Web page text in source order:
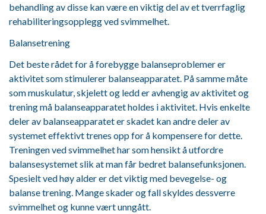
behandling av disse kan være en viktig del av et tverrfaglig
rehabiliteringsopplegg ved svimmelhet.
Balansetrening
Det beste rådet for å forebygge balanseproblemer er
aktivitet som stimulerer balanseapparatet. På samme måte
som muskulatur, skjelett og ledd er avhengig av aktivitet og
trening må balanseapparatet holdes i aktivitet. Hvis enkelte
deler av balanseapparatet er skadet kan andre deler av
systemet effektivt trenes opp for å kompensere for dette.
Treningen ved svimmelhet har som hensikt å utfordre
balansesystemet slik at man får bedret balansefunksjonen.
Spesielt ved høy alder er det viktig med bevegelse- og
balanse trening. Mange skader og fall skyldes dessverre
svimmelhet og kunne vært unngått.